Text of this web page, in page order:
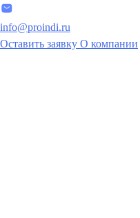
info@proindi.ru
Оставить заявку О компании